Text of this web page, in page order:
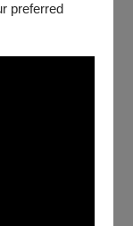
preferred
戲，楊家將一門
拆除的命運，究
《天波樓》就來
擷取其中經典橋
用計謀害楊六
一家的故事……
，北國大遼派王
。